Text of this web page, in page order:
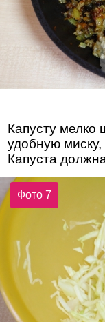
Капусту
удобную
Капуста
Фото 7